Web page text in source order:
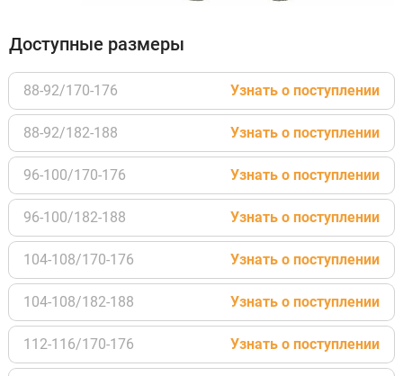
Доступные размеры
88-92/170-176 Узнать о поступлении
88-92/182-188 Узнать о поступлении
96-100/170-176 Узнать о поступлении
96-100/182-188 Узнать о поступлении
104-108/170-176 Узнать о поступлении
104-108/182-188 Узнать о поступлении
112-116/170-176 Узнать о поступлении